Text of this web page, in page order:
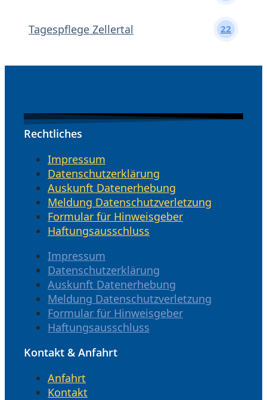
Tagespflege Zellertal 22
Rechtliches
Impressum
Datenschutzerklärung
Auskunft Datenerhebung
Meldung Datenschutzverletzung
Formular für Hinweisgeber
Haftungsausschluss
Impressum
Datenschutzerklärung
Auskunft Datenerhebung
Meldung Datenschutzverletzung
Formular für Hinweisgeber
Haftungsausschluss
Kontakt & Anfahrt
Anfahrt
Kontakt